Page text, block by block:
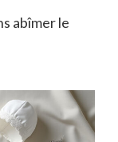
abîmer le